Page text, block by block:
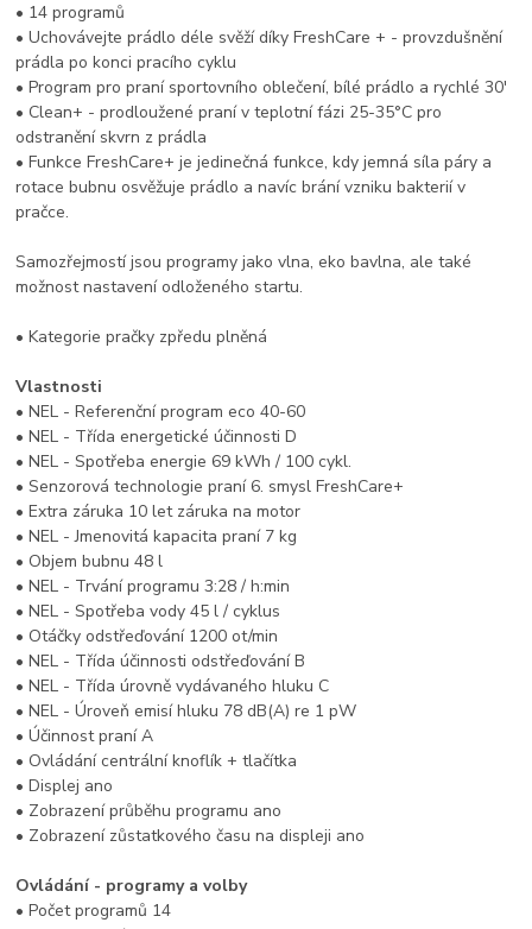
• 14 programů
• Uchovávejte prádlo déle svěží díky FreshCare + - provzdušnění
prádla po konci pracího cyklu
• Program pro praní sportovního oblečení, bílé prádlo a rychlé 30'
• Clean+ - prodloužené praní v teplotní fázi 25-35°C pro
odstranění skvrn z prádla
• Funkce FreshCare+ je jedinečná funkce, kdy jemná síla páry a
rotace bubnu osvěžuje prádlo a navíc brání vzniku bakterií v
pračce.
Samozřejmostí jsou programy jako vlna, eko bavlna, ale také
možnost nastavení odloženého startu.
• Kategorie pračky zpředu plněná
Vlastnosti
• NEL - Referenční program eco 40-60
• NEL - Třída energetické účinnosti D
• NEL - Spotřeba energie 69 kWh / 100 cykl.
• Senzorová technologie praní 6. smysl FreshCare+
• Extra záruka 10 let záruka na motor
• NEL - Jmenovitá kapacita praní 7 kg
• Objem bubnu 48 l
• NEL - Trvání programu 3:28 / h:min
• NEL - Spotřeba vody 45 l / cyklus
• Otáčky odstřeďování 1200 ot/min
• NEL - Třída účinnosti odstřeďování B
• NEL - Třída úrovně vydávaného hluku C
• NEL - Úroveň emisí hluku 78 dB(A) re 1 pW
• Účinnost praní A
• Ovládání centrální knoflík + tlačítka
• Displej ano
• Zobrazení průběhu programu ano
• Zobrazení zůstatkového času na displeji ano
Ovládání - programy a volby
• Počet programů 14